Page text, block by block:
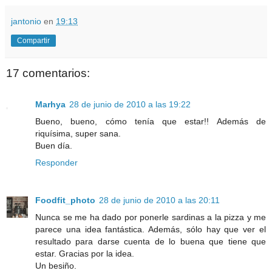
jantonio en 19:13
Compartir
17 comentarios:
Marhya 28 de junio de 2010 a las 19:22
Bueno, bueno, cómo tenía que estar!! Además de
riquísima, super sana.
Buen día.
Responder
Foodfit_photo 28 de junio de 2010 a las 20:11
Nunca se me ha dado por ponerle sardinas a la pizza y me
parece una idea fantástica. Además, sólo hay que ver el
resultado para darse cuenta de lo buena que tiene que
estar. Gracias por la idea.
Un besiño.